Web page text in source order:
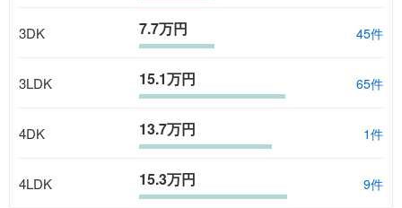
3DK 7.7万円 45件
3LDK 15.1万円 65件
4DK 13.7万円 1件
4LDK 15.3万円 9件